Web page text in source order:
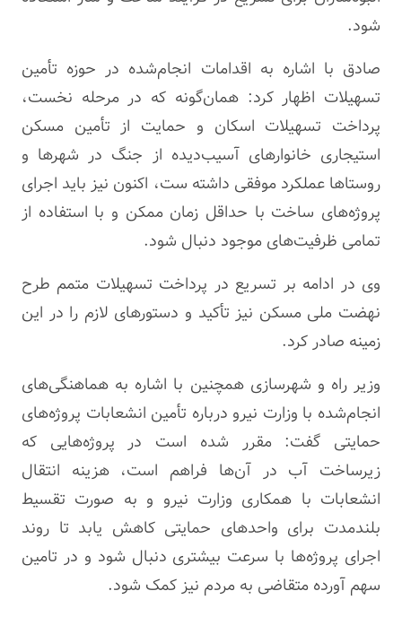
شود.
صادق با اشاره به اقدامات انجام‌شده در حوزه تأمین
تسهیلات اظهار کرد: همان‌گونه که در مرحله نخست،
پرداخت تسهیلات اسکان و حمایت از تأمین مسکن
استیجاری خانوارهای آسیب‌دیده از جنگ در شهرها و
روستاها عملکرد موفقی داشته ست، اکنون نیز باید اجرای
پروژه‌های ساخت با حداقل زمان ممکن و با استفاده از
تمامی ظرفیت‌های موجود دنبال شود.
وی در ادامه بر تسریع در پرداخت تسهیلات متمم طرح
نهضت ملی مسکن نیز تأکید و دستورهای لازم را در این
زمینه صادر کرد.
وزیر راه و شهرسازی همچنین با اشاره به هماهنگی‌های
انجام‌شده با وزارت نیرو درباره تأمین انشعابات پروژه‌های
حمایتی گفت: مقرر شده است در پروژه‌هایی که
زیرساخت آب در آن‌ها فراهم است، هزینه انتقال
انشعابات با همکاری وزارت نیرو و به صورت تقسیط
بلندمدت برای واحدهای حمایتی کاهش یابد تا روند
اجرای پروژه‌ها با سرعت بیشتری دنبال شود و در تامین
سهم آورده متقاضی به مردم نیز کمک شود.